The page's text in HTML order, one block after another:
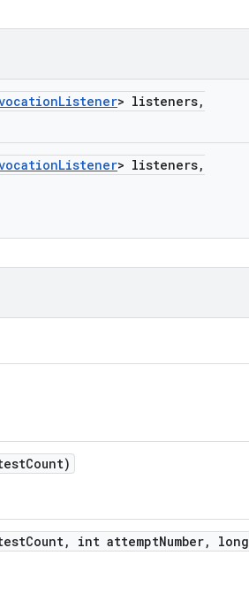
Listener> listeners,
Listener> listeners,
Count)
Count, int attemptNumber,
long